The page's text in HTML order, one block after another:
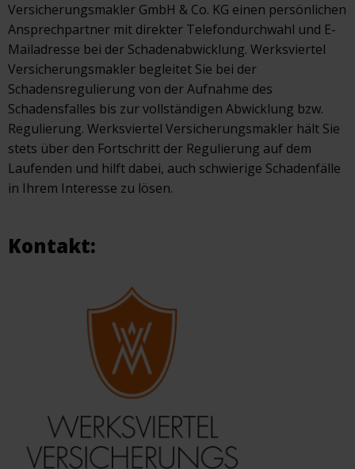
Versicherungsmakler GmbH & Co. KG einen persönlichen
Ansprechpartner mit direkter Telefondurchwahl und E-
Mailadresse bei der Schadenabwicklung. Werksviertel
Versicherungsmakler begleitet Sie bei der
Schadensregulierung von der Aufnahme des
Schadensfalles bis zur vollständigen Abwicklung bzw.
Regulierung. Werksviertel Versicherungsmakler hält Sie
stets über den Fortschritt der Regulierung auf dem
Laufenden und hilft dabei, auch schwierige Schadenfälle
in Ihrem Interesse zu lösen.
Kontakt: